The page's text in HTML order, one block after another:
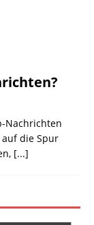
Nachrichten
die Spur
[...]